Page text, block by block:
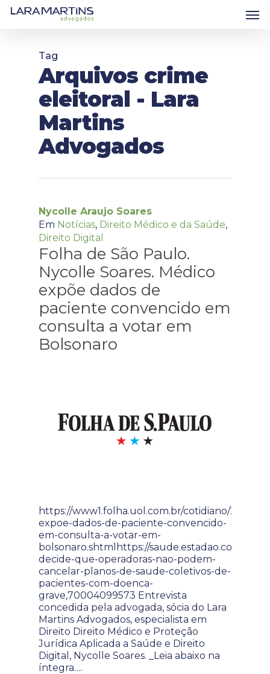
Skip
Tag
Arquivos crime
eleitoral - Lara
Martins
Advogados
Nycolle Araujo Soares
Em Notícias, Direito Médico e da Saúde,
Direito Digital
Folha de São Paulo.
Nycolle Soares. Médico
expõe dados de
paciente convencido em
consulta a votar em
Bolsonaro
https://www1.folha.uol.com.br/cotidiano/2022/
expoe-dados-de-paciente-convencido-
em-consulta-a-votar-em-
bolsonaro.shtmlhttps://saude.estadao.com.br/
decide-que-operadoras-nao-podem-
cancelar-planos-de-saude-coletivos-de-
pacientes-com-doenca-
grave,70004099573 Entrevista
concedida pela advogada, sócia do Lara
Martins Advogados, especialista em
Direito Direito Médico e Proteção
Jurídica Aplicada a Saúde e Direito
Digital, Nycolle Soares. _Leia abaixo na
íntegra….